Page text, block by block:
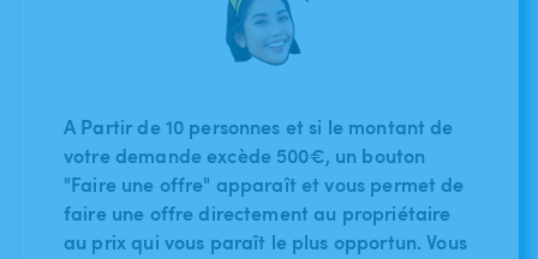
A Partir de 10 personnes et si le montant de
votre demande excède 500€, un bouton
"Faire une offre" apparaît et vous permet de
faire une offre directement au propriétaire
au prix qui vous paraît le plus opportun. Vous